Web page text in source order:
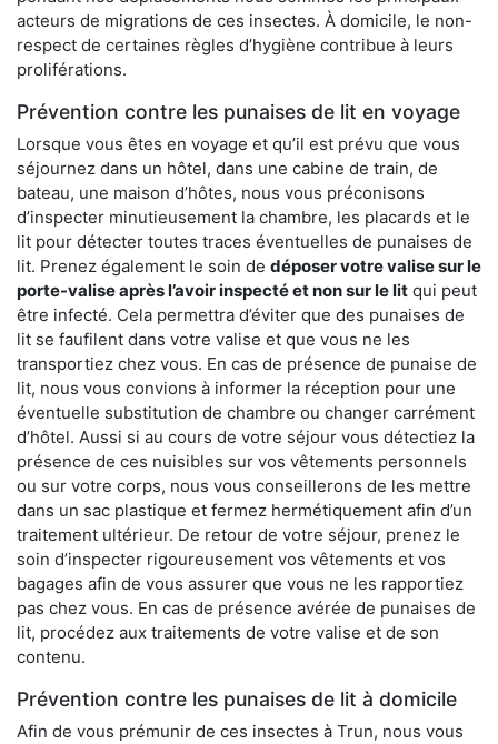
acteurs de migrations de ces insectes. À domicile, le non-
respect de certaines règles d’hygiène contribue à leurs
proliférations.
Prévention contre les punaises de lit en voyage
Lorsque vous êtes en voyage et qu’il est prévu que vous
séjournez dans un hôtel, dans une cabine de train, de
bateau, une maison d’hôtes, nous vous préconisons
d’inspecter minutieusement la chambre, les placards et le
lit pour détecter toutes traces éventuelles de punaises de
lit. Prenez également le soin de déposer votre valise sur le
porte-valise après l’avoir inspecté et non sur le lit qui peut
être infecté. Cela permettra d’éviter que des punaises de
lit se faufilent dans votre valise et que vous ne les
transportiez chez vous. En cas de présence de punaise de
lit, nous vous convions à informer la réception pour une
éventuelle substitution de chambre ou changer carrément
d’hôtel. Aussi si au cours de votre séjour vous détectiez la
présence de ces nuisibles sur vos vêtements personnels
ou sur votre corps, nous vous conseillerons de les mettre
dans un sac plastique et fermez hermétiquement afin d’un
traitement ultérieur. De retour de votre séjour, prenez le
soin d’inspecter rigoureusement vos vêtements et vos
bagages afin de vous assurer que vous ne les rapportiez
pas chez vous. En cas de présence avérée de punaises de
lit, procédez aux traitements de votre valise et de son
contenu.
Prévention contre les punaises de lit à domicile
Afin de vous prémunir de ces insectes à Trun, nous vous